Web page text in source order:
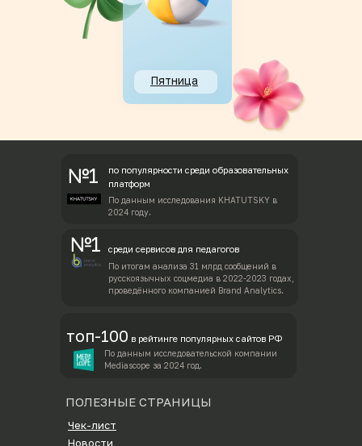
Пятница
№1
по популярности среди образовательных
платформ
По данным исследования KHATUTSKY в
2024 году.
№1 среди сервисов для педагогов
По итогам анализа 31 млрд сообщений в
русскоязычных соцмедиа в 2022-2023 годах,
проведённого компанией Brand Analytics.
топ-100 в рейтинге популярных сайтов РФ
По данным исследовательской компании
Mediascope за 2024 год.
Новости
Чек-лист
ПОЛЕЗНЫЕ СТРАНИЦЫ